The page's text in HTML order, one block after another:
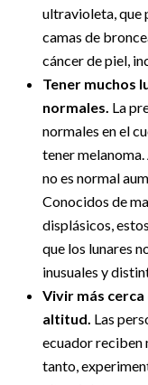
ultravioleta, que
camas de
cáncer de piel,
Tener muchos
normales. La
normales en el
tener
no es normal
Conocidos de
displásicos,
que los lunares
inusuales y
Vivir más
altitud. Las
ecuador reciben
tanto,